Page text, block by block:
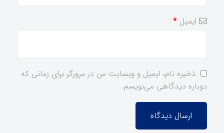
ایمیل *
ذخیره نام، ایمیل و وبسایت من در مرورگر برای زمانی که
دوباره دیدگاهی می‌نویسم.